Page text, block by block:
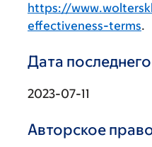
https://
effectiveness-terms.
Дата
2023-07-11
Авторское